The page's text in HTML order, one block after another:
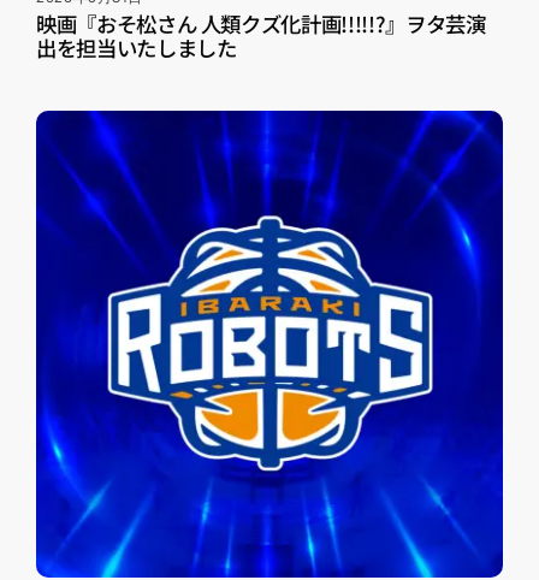
映画『おそ松さん 人類クズ化計画!!!!!?』ヲタ芸演
出を担当いたしました